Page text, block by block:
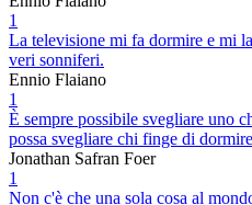
1
La televisione mi fa dormire e mi
veri sonniferi.
Ennio Flaiano
1
È sempre possibile svegliare uno
possa svegliare chi finge di
Jonathan Safran Foer
1
Non c'è che una sola cosa al